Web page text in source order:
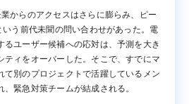
からのアクセスはさらに膨らみ、ピー
う前代未聞の問い合わせがあった。電
ユーザー候補への応対は、予測を大き
ティをオーバーした。そこで、すでにマ
て別のプロジェクトで活躍しているメン
緊急対策チームが結成される。